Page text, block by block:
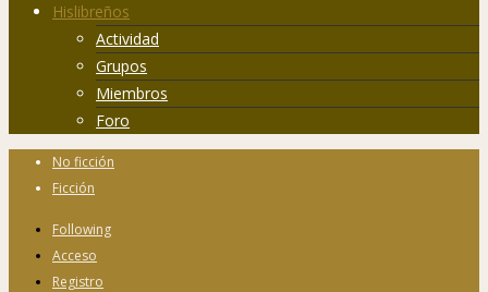
Hislibreños
Actividad
Grupos
Miembros
Foro
No ficción
Ficción
Following
Acceso
Registro